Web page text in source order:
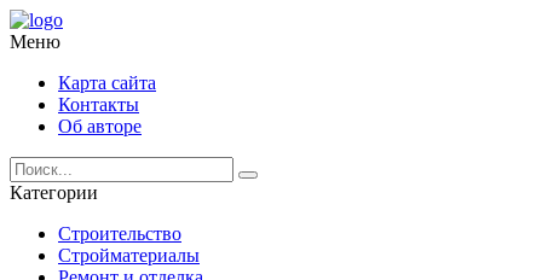
Меню
Карта сайта
Контакты
Об авторе
Категории
Строительство
Стройматериалы